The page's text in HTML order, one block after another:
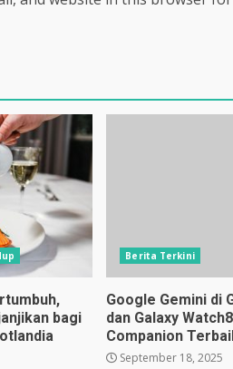
bagi
Berita Terkini
Google Gemini di
dan Galaxy
Companion
September 18, 2025